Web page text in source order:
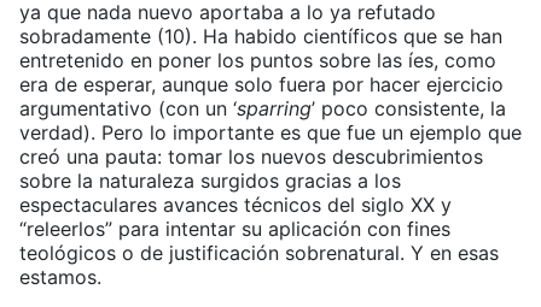
ya que nada nuevo aportaba a lo ya refutado
sobradamente (10). Ha habido científicos que se han
entretenido en poner los puntos sobre las íes, como
era de esperar, aunque solo fuera por hacer ejercicio
argumentativo (con un ‘sparring’ poco consistente, la
verdad). Pero lo importante es que fue un ejemplo que
creó una pauta: tomar los nuevos descubrimientos
sobre la naturaleza surgidos gracias a los
espectaculares avances técnicos del siglo XX y
“releerlos” para intentar su aplicación con fines
teológicos o de justificación sobrenatural. Y en esas
estamos.